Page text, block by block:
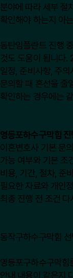
분야에 따라 세부 절
확인해야 하는지 아
동탄임플란트 진행
것도 도움이 됩니다
일정, 준비사항, 주의
문의할 때 혼선을 줄
확인하는 경우에는
영등포하수구막힘
이혼변호사 기본 문
가능 여부와 기본 조
비용, 기간, 절차, 준
필요한 자료와 개인
최종 진행 전 조건 다
동작구하수구막힘
영등포구하수구막힘
안내 내용이 같은지